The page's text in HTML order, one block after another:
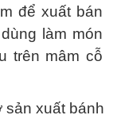
để xuất bán
làm món
trên mâm cỗ